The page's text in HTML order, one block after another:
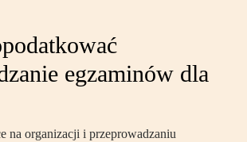
egzaminów dla
na organizacji i przeprowadzaniu